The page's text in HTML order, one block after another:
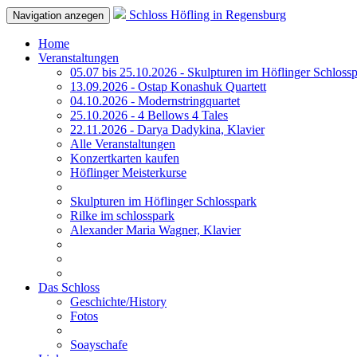
Navigation anzegen Schloss Höfling in Regensburg
Home
Veranstaltungen
05.07 bis 25.10.2026 - Skulpturen im Höflinger
13.09.2026 - Ostap Konashuk Quartett
04.10.2026 - Modernstringquartet
25.10.2026 - 4 Bellows 4 Tales
22.11.2026 - Darya Dadykina, Klavier
Alle Veranstaltungen
Konzertkarten kaufen
Höflinger Meisterkurse
Skulpturen im Höflinger Schlosspark
Rilke im schlosspark
Alexander Maria Wagner, Klavier
Das Schloss
Geschichte/History
Fotos
Soayschafe